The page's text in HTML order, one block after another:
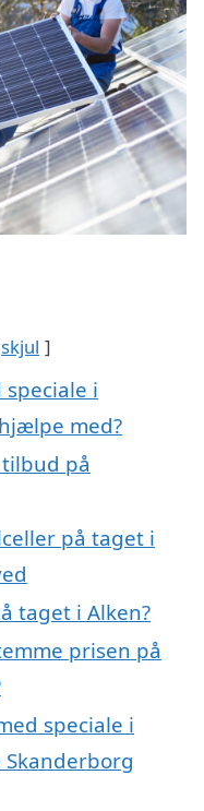
skjul
i
med?
på
på taget i
taget i Alken?
prisen på
speciale i